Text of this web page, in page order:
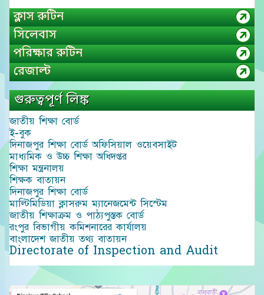
ক্লাস রুটিন
সিলেবাস
পরিক্ষার রুটিন
রেজাল্ট
গুরুত্বপূর্ণ লিঙ্ক
জাতীয় শিক্ষা বোর্ড
ই-বুক
দিনাজপুর শিক্ষা বোর্ড অফিসিয়াল ওয়েবসাইট
মাধ্যমিক ও উচ্চ শিক্ষা অধিদপ্তর
শিক্ষা মন্ত্রনালয়
শিক্ষক বাতায়ন
দিনাজপুর শিক্ষা বোর্ড
মাল্টিমিডিয়া ক্লাসরুম ম্যানেজমেন্ট সিস্টেম
জাতীয় শিক্ষাক্রম ও পাঠ্যপুস্তক বোর্ড
রংপুর বিভাগীয় কমিশনারের কার্যালয়
বাংলাদেশ জাতীয় তথ্য বাতায়ন
Directorate of Inspection and Audit